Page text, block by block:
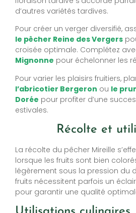
d’autres variétés tardives.
Pour créer un verger diversifié,
le pêcher Reine des Vergers
croisée optimale. Complétez
Mignonne pour échelonner les
Pour varier les plaisirs fruitiers,
l’abricotier Bergeron ou le
Dorée pour profiter d’une
estivales.
Récolte et
La récolte du pêcher Mireille
lorsque les fruits sont bien
légèrement sous la pression du
fruits nécessitent parfois un
pour garantir une qualité